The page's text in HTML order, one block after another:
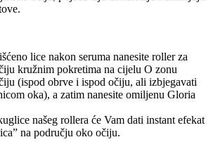
lice nakon seruma nanesite roller za
kružnim pokretima na cijelu O zonu
(ispod obrve i ispod očiju, ali izbjegavati
oka), a zatim nanesite omiljenu Gloria
našeg rollera će Vam dati instant efekat
na području oko očiju.